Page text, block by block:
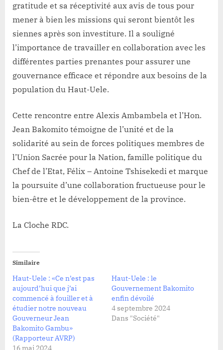
gratitude et sa réceptivité aux avis de tous pour
mener à bien les missions qui seront bientôt les
siennes après son investiture. Il a souligné
l’importance de travailler en collaboration avec les
différentes parties prenantes pour assurer une
gouvernance efficace et répondre aux besoins de la
population du Haut-Uele.
Cette rencontre entre Alexis Ambambela et l’Hon.
Jean Bakomito témoigne de l’unité et de la
solidarité au sein de forces politiques membres de
l’Union Sacrée pour la Nation, famille politique du
Chef de l’Etat, Félix – Antoine Tshisekedi et marque
la poursuite d’une collaboration fructueuse pour le
bien-être et le développement de la province.
La Cloche RDC.
Similaire
Haut-Uele : «Ce n’est pas
aujourd’hui que j’ai
commencé à fouiller et à
étudier notre nouveau
Gouverneur Jean
Bakomito Gambu»
(Rapporteur AVRP)
16 mai 2024
Haut-Uele : le
Gouvernement Bakomito
enfin dévoilé
4 septembre 2024
Dans "Société"